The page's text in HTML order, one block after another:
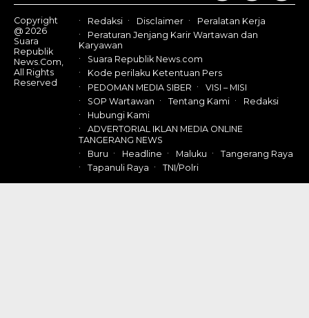
Copyright
@ 2026
Suara
Republik
News.Com,
All Rights
Reserved
Redaksi Disclaimer
Peralatan Kerja
Peraturan Jenjang Karir Wartawan dan
Karyawan
Suara Republik News.com
Kode perilaku Ketentuan Pers
PEDOMAN MEDIA SIBER
VISI – MISI
SOP Wartawan
Tentang Kami
Redaksi
Hubungi Kami
ADVERTORIAL IKLAN MEDIA ONLINE
TANGERANG NEWS
Buru
Headline Maluku
Tangerang Raya
Tapanuli Raya
TNI/Polri